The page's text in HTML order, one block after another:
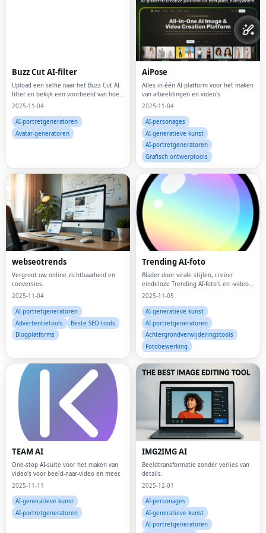
Buzz Cut AI-filter
Upload een selfie naar het Buzz Cut AI-
filter en bekijk een voorbeeld van hoe
je eruit ziet in buzz-cut
2025-11-04
AI-portretgeneratoren
Avatar-generatoren
AiPose
Alles-in-één AI-platform voor het maken
van afbeeldingen en video's
2025-11-04
AI-personages
AI-generatieve kunst
AI-portretgeneratoren
Grafisch ontwerptools
webseotrends
Vergroot uw online zichtbaarheid en
conversies.
2025-11-04
AI-portretgeneratoren
Advertentietools
Beste SEO-tools
Blogplatforms
Trending AI-foto
Blader door virale stijlen, creëer
eindeloze Trending AI-foto's en -video's
met sjablonen binnen handbereik.
2025-11-05
AI-generatieve kunst
AI-portretgeneratoren
Achtergrondverwijderingstools
Fotobewerking
TEAM AI
One-stop AI-suite voor het maken van
video's voor beeld-naar-video en meer.
2025-11-11
AI-generatieve kunst
AI-portretgeneratoren
IMG2IMG AI
Beeldtransformatie zonder verlies van
details.
2025-12-01
AI-personages
AI-generatieve kunst
AI-portretgeneratoren